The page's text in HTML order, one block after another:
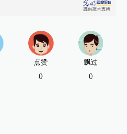
点赞
0
飘过
0